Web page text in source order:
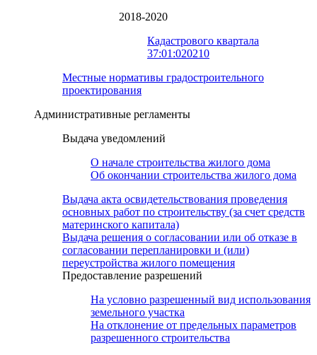
2018-2020
Кадастрового квартала
37:01:020210
Местные нормативы градостроительного
проектирования
Административные регламенты
Выдача уведомлений
О начале строительства жилого дома
Об окончании строительства жилого дома
Выдача акта освидетельствования проведения
основных работ по строительству (за счет средств
материнского капитала)
Выдача решения о согласовании или об отказе в
согласовании перепланировки и (или)
переустройства жилого помещения
Предоставление разрешений
На условно разрешенный вид использования
земельного участка
На отклонение от предельных параметров
разрешенного строительства